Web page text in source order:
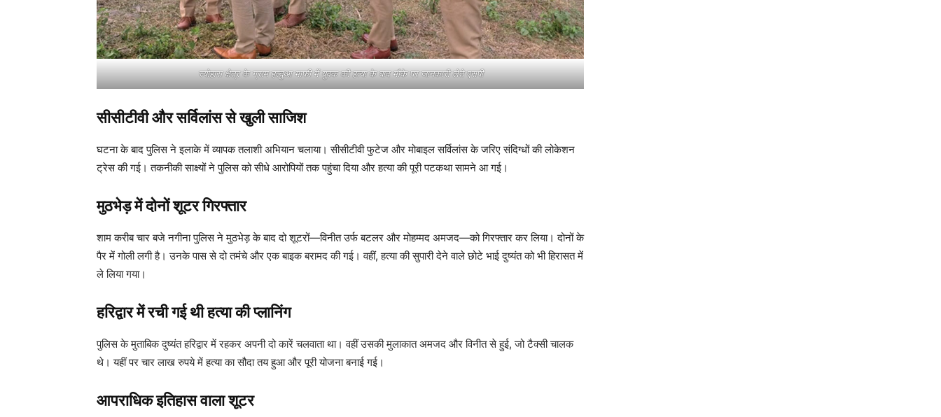
स्योहारा क्षेत्र के ग्राम हल्दुआ माफी में युवक की हत्या के बाद मौके पर जानकारी लेते एसपी
सीसीटीवी और सर्विलांस से खुली साजिश
घटना के बाद पुलिस ने इलाके में व्यापक तलाशी अभियान चलाया। सीसीटीवी फुटेज और मोबाइल सर्विलांस के जरिए संदिग्धों की लोकेशन
ट्रेस की गई। तकनीकी साक्ष्यों ने पुलिस को सीधे आरोपियों तक पहुंचा दिया और हत्या की पूरी पटकथा सामने आ गई।
मुठभेड़ में दोनों शूटर गिरफ्तार
शाम करीब चार बजे नगीना पुलिस ने मुठभेड़ के बाद दो शूटरों—विनीत उर्फ बटलर और मोहम्मद अमजद—को गिरफ्तार कर लिया। दोनों के
पैर में गोली लगी है। उनके पास से दो तमंचे और एक बाइक बरामद की गई। वहीं, हत्या की सुपारी देने वाले छोटे भाई दुष्यंत को भी हिरासत में
ले लिया गया।
हरिद्वार में रची गई थी हत्या की प्लानिंग
पुलिस के मुताबिक दुष्यंत हरिद्वार में रहकर अपनी दो कारें चलवाता था। वहीं उसकी मुलाकात अमजद और विनीत से हुई, जो टैक्सी चालक
थे। यहीं पर चार लाख रुपये में हत्या का सौदा तय हुआ और पूरी योजना बनाई गई।
आपराधिक इतिहास वाला शूटर